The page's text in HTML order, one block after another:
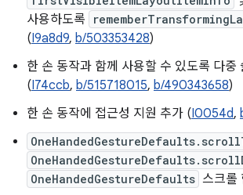
사용하도록
(I9a8d9, b/503353428)
한 손 동작과 함께 사용할 수 있도록 다
(I74ccb, b/515718015, b/490343658)
한 손 동작에 접근성 지원 추가 (I0054d,
OneHandedGestureDefaults 스크롤